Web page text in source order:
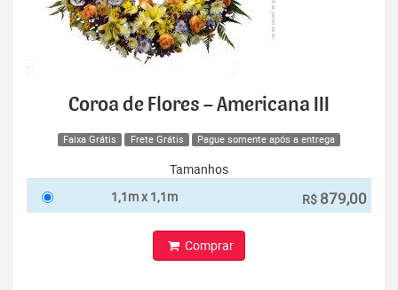
Coroa de Flores – Americana III
Faixa Grátis Frete Grátis Pague somente após a entrega
Tamanhos
1,1m x 1,1m
R$ 879,00
Comprar